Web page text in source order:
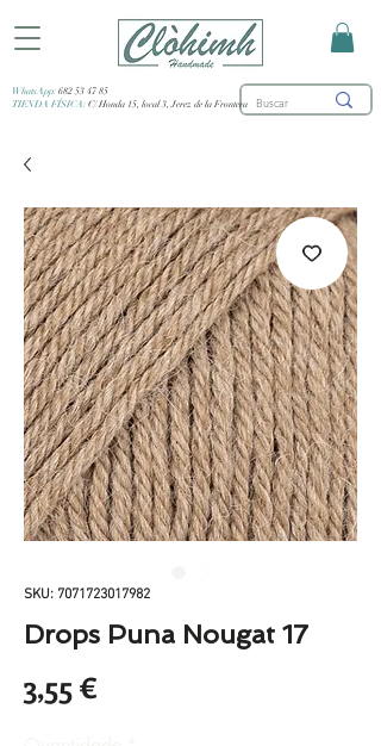
WhatsApp: 682 53 47 85
TIENDA FÍSICA: C/ Honda 15, local 3, Jerez de la Frontera
SKU: 7071723017982
Drops Puna Nougat 17
3,55 €